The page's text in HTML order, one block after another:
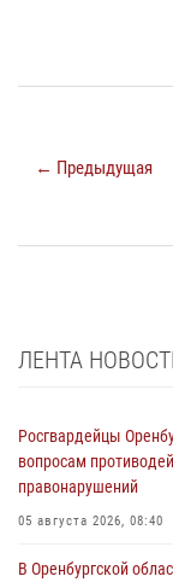
← Предыдущая
ЛЕНТА
Росгвардейцы
вопросам
правонарушений
05 августа 2026, 08:40
В Оренбургской